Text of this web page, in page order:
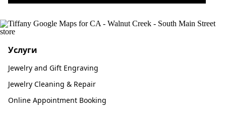
Услуги
Jewelry and Gift Engraving
Jewelry Cleaning & Repair
Online Appointment Booking